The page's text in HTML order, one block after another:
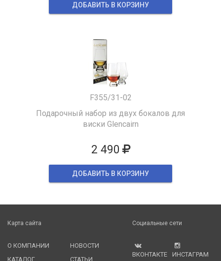
ДОБАВИТЬ В КОРЗИНУ
F355/31-02
Подарочный набор из двух бокалов для
виски Glencairn
2 490
ДОБАВИТЬ В КОРЗИНУ
Карта сайта
О КОМПАНИИ
КАТАЛОГ
НОВОСТИ
СТАТЬИ
Социальные сети
ВКОНТАКТЕ ИНСТАГРАМ